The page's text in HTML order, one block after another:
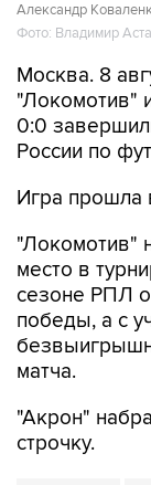
Александр
Фото: Владимир
Москва. 8
"Локомотив"
0:0
России по
Игра прошла
"Локомотив"
место в
сезоне РПЛ
победы, а с
матча.
"Акрон"
строчку.